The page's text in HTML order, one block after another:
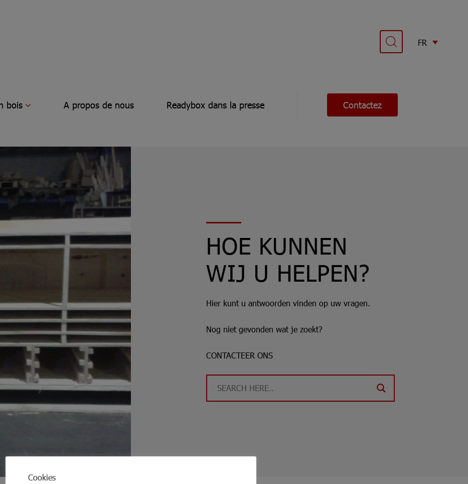
FR
bois A propos de nous Readybox dans la presse Contactez
HOE KUNNEN
WIJ U HELPEN?
Hier kunt u antwoorden vinden op uw vragen.
Nog niet gevonden wat je zoekt?
CONTACTEER ONS
Cookies